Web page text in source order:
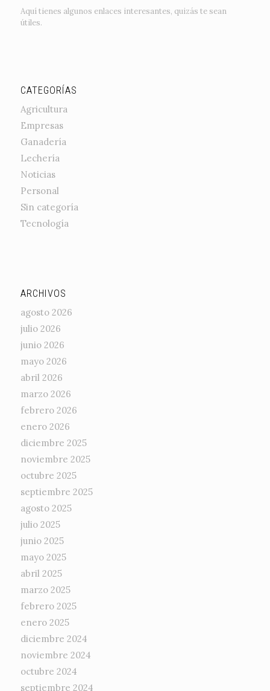
Aquí tienes algunos enlaces interesantes, quizás te sean
útiles.
CATEGORÍAS
Agricultura
Empresas
Ganadería
Lechería
Noticias
Personal
Sin categoría
Tecnología
ARCHIVOS
agosto 2026
julio 2026
junio 2026
mayo 2026
abril 2026
marzo 2026
febrero 2026
enero 2026
diciembre 2025
noviembre 2025
octubre 2025
septiembre 2025
agosto 2025
julio 2025
junio 2025
mayo 2025
abril 2025
marzo 2025
febrero 2025
enero 2025
diciembre 2024
noviembre 2024
octubre 2024
septiembre 2024